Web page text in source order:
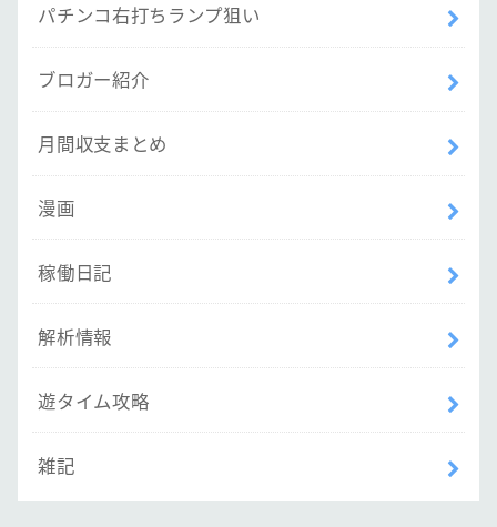
パチンコ右打ちランプ狙い
ブロガー紹介
月間収支まとめ
漫画
稼働日記
解析情報
遊タイム攻略
雑記